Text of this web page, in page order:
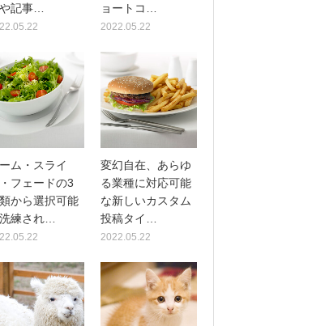
記事…
ョートコ…
2022.05.22
ム・スライ
・フェードの3
から選択可能
練され…
変幻自在、あらゆ
る業種に対応可能
な新しいカスタム
投稿タイ…
2022.05.22